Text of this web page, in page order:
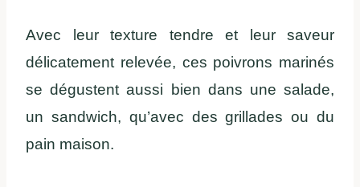
Avec leur texture tendre et leur saveur
délicatement relevée, ces poivrons marinés
se dégustent aussi bien dans une salade,
un sandwich, qu’avec des grillades ou du
pain maison.